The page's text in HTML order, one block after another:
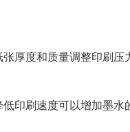
厚度和质量调整印刷压
印刷速度可以增加墨水